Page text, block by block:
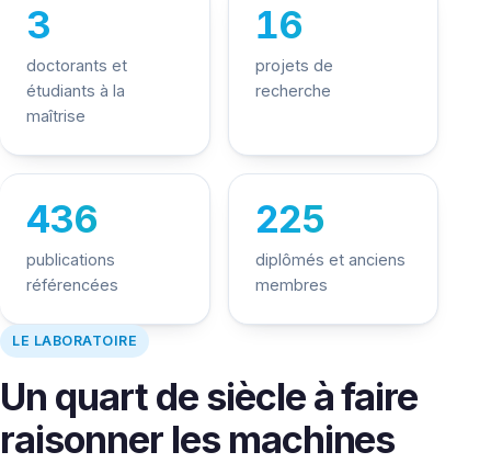
3
doctorants et
étudiants à la
maîtrise
16
projets de
recherche
436
publications
référencées
225
diplômés et anciens
membres
LE LABORATOIRE
Un quart de siècle à faire
raisonner les machines